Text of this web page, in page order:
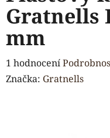
Gratnells
mm
Průměrné
hodnocení
1 hodnocení
Značka: Gratnells